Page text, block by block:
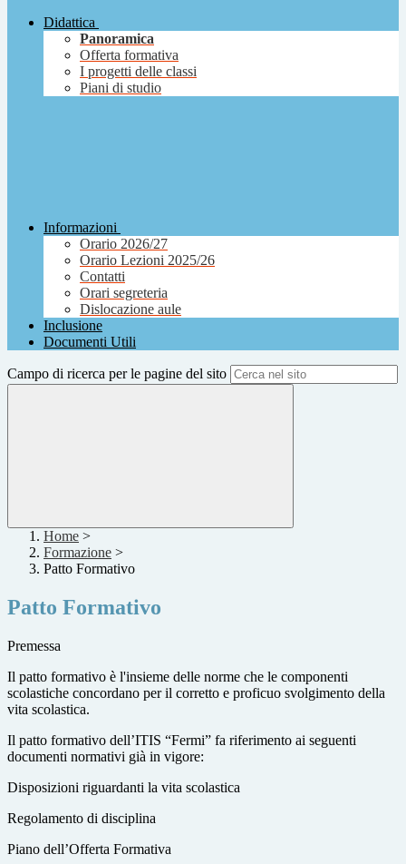
Didattica
Panoramica
Offerta formativa
I progetti delle classi
Piani di studio
Informazioni
Orario 2026/27
Orario Lezioni 2025/26
Contatti
Orari segreteria
Dislocazione aule
Inclusione
Documenti Utili
Campo di ricerca per le pagine del sito
Home >
Formazione >
Patto Formativo
Patto Formativo
Premessa
Il patto formativo è l'insieme delle norme che le componenti
scolastiche concordano per il corretto e proficuo svolgimento della
vita scolastica.
Il patto formativo dell’ITIS “Fermi” fa riferimento ai seguenti
documenti normativi già in vigore:
Disposizioni riguardanti la vita scolastica
Regolamento di disciplina
Piano dell’Offerta Formativa